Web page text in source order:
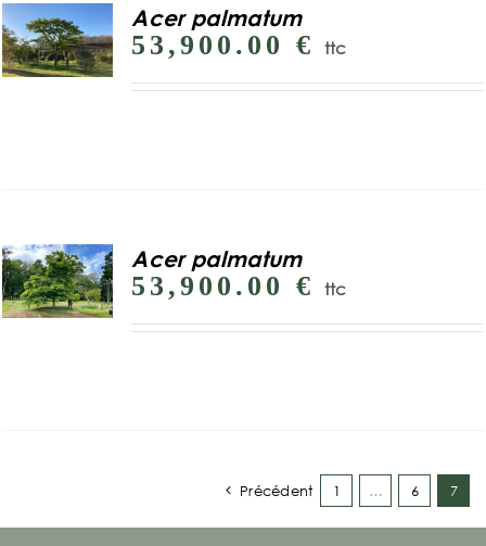
Acer palmatum
53,900.00€ ttc
Acer palmatum
53,900.00€ ttc
Précédent 1 … 6 7